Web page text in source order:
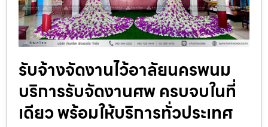
รับจ้างจัดงานไว้อาลัยนครพนม
บริการรับจัดงานศพ ครบจบในที่
เดียว พร้อมให้บริการทั่วประเทศ